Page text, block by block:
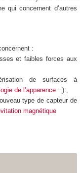
qui concernent d’autres
:
et faibles forces aux
de surfaces à
de l’apparence …) ;
type de capteur de
magnétique